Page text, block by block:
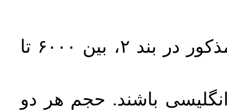
حجم کل مقاله با احتساب تمام بخش‌های مذکور در بند ۲، بین ۶۰۰۰ تا
باشند. حجم هر دو